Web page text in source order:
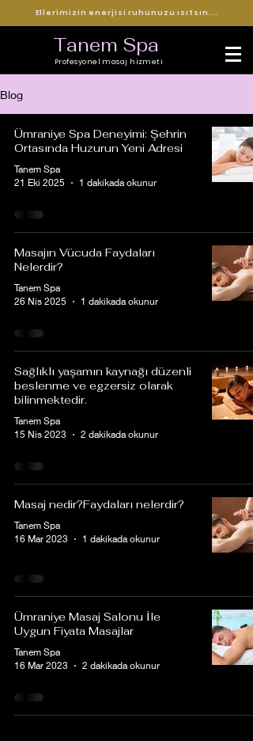
Ellerimizin enerjisi ruhunuzu ısıtsın...
Tanem Spa
Profesyonel masaj hizmeti
Blog
Ümraniye Spa Deneyimi: Şehrin
Ortasında Huzurun Yeni Adresi
Tanem Spa
21 Eki 2025
1 dakikada okunur
Masajın Vücuda Faydaları
Nelerdir?
Tanem Spa
26 Nis 2025
1 dakikada okunur
Sağlıklı yaşamın kaynağı düzenli
beslenme ve egzersiz olarak
bilinmektedir.
Tanem Spa
15 Nis 2023
2 dakikada okunur
Masaj nedir?Faydaları nelerdir?
Tanem Spa
16 Mar 2023
1 dakikada okunur
Ümraniye Masaj Salonu İle
Uygun Fiyata Masajlar
Tanem Spa
16 Mar 2023
2 dakikada okunur